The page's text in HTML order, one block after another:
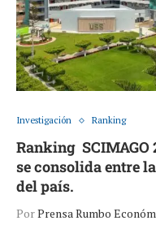
Investigación Ranking
Ranking SCIMAGO
se consolida entre
del país.
PorPrensa Rumbo